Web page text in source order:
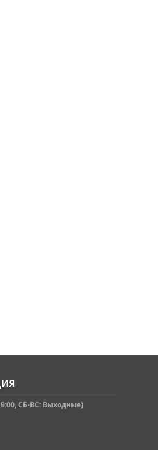
СБ-ВС: Выходные)